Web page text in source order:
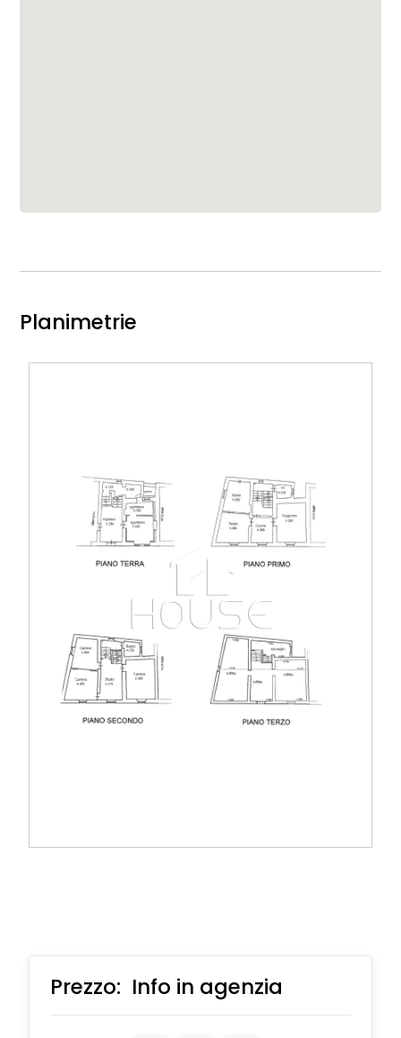
Planimetrie
Prezzo: Info in agenzia